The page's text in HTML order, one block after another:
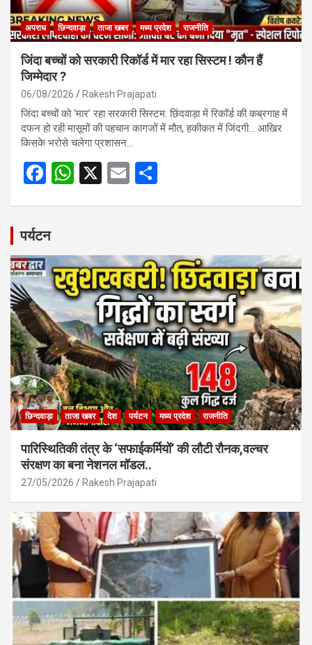
अपराध छिन्दवाड़ा ताजा खबर मध्य प्रदेश राजनीति
जिंदा बच्चों को सरकारी रिकॉर्ड में मार रहा सिस्टम ! कौन हैं
जिम्मेदार ?
06/08/2026 Rakesh Prajapati
जिंदा बच्चों को ‘मार’ रहा सरकारी सिस्टम: छिंदवाड़ा में रिकॉर्ड की कब्रगाह में
दफन हो रही मासूमों की पहचान कागजों में मौत, हकीकत में जिंदगी… आखिर
किसके भरोसे चलेगा प्रशासन…
F
b
o
o
k
W
A
p
p
X
E
पर्यटन
छिन्दवाड़ा ताजा खबर देश पर्यटन मध्य प्रदेश राजनीति
पारिस्थितिकी तंत्र के ‘सफाईकर्मियों’ की लौटी रौनक,वल्चर
संरक्षण का बना नेशनल मॉडल..
27/05/2026 Rakesh Prajapati